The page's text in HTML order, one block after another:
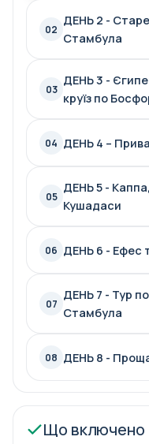
02
ДЕНЬ 2 -
Стамбула
03
ДЕНЬ 3 -
круїз по
04 ДЕНЬ 4 –
05
ДЕНЬ 5 -
Кушадаси
06 ДЕНЬ 6 - Ефес
07
ДЕНЬ 7 - Тур
Стамбула
08 ДЕНЬ 8 -
Що включено